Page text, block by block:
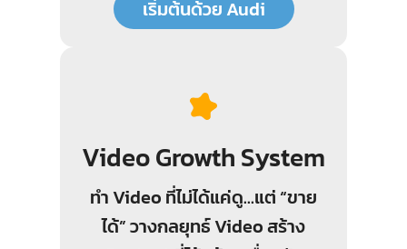
เริ่มต้นด้วย Audi
Video Growth System
ทำ Video ที่ไม่ได้แค่ดู…แต่ “ขาย
ได้” วางกลยุทธ์ Video สร้าง